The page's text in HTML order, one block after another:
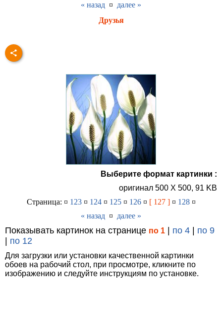
« назад ¤ далее »
Друзья
Выберите формат картинки :
оригинал 500 X 500, 91 KB
Страница: ¤ 123¤ 124¤ 125¤ 126¤ [ 127 ]¤ 128¤
« назад ¤ далее »
Показывать картинок на странице по 1 | по 4 | по 9
| по 12
Для загрузки или установки качественной картинки
обоев на рабочий стол, при просмотре, кликните по
изображению и следуйте инструкциям по установке.